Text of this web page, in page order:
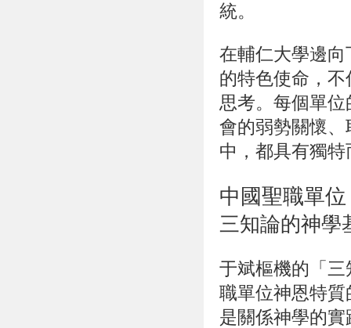
統。
在輔仁大學邊
的特色使命，
思考。每個單
會的弱勢關懷
中，都具有獨
中國聖職單
三知論的神學
于斌樞機的「
職單位神恩特
是關係神學的